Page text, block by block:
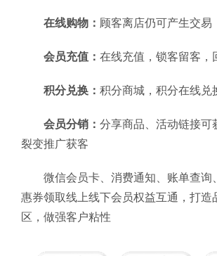
在线购物： 顾客离店仍可产生交易
会员充值： 在线充值，锁客留客，
积分兑换： 积分商城，积分在线兑
会员分销： 分享商品、活动链接可
裂变推广获客
微信会员卡、消费通知、账单查询
惠券领取线上线下会员权益互通，打造
区，做强客户粘性